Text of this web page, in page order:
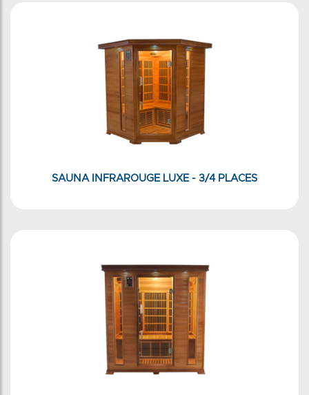
SAUNA INFRAROUGE LUXE - 3/4 PLACES